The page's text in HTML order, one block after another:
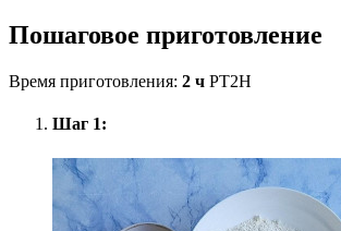
Пошаговое приготовление
Время приготовления: 2 ч PT2H
Шаг 1: